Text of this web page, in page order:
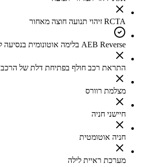
RCTA זיהוי תנועה חוצה מאחור
AEB Reverse בלימה אוטונומית בנסיעה לאחור
התראת רכב חולף בפתיחת דלת של הרכב
מצלמת רוורס
חיישני חניה
חניה אוטומטית
מערכת ראיית לילה